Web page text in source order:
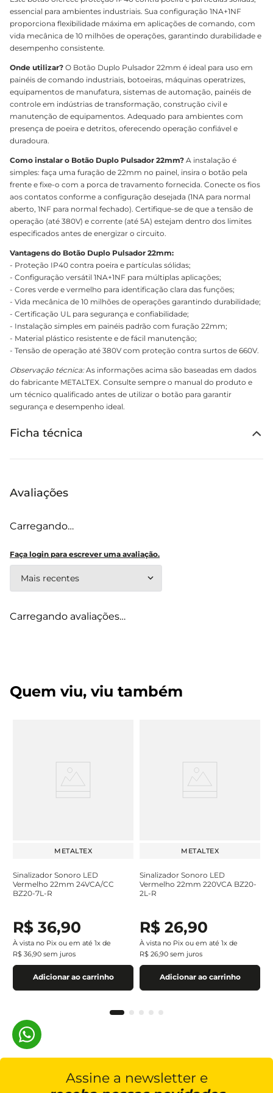
essencial para ambientes industriais. Sua configuração 1NA+1NF
proporciona flexibilidade máxima em aplicações de comando, com
vida mecânica de 10 milhões de operações, garantindo durabilidade e
desempenho consistente.
Onde utilizar? O Botão Duplo Pulsador 22mm é ideal para uso em
painéis de comando industriais, botoeiras, máquinas operatrizes,
equipamentos de manufatura, sistemas de automação, painéis de
controle em indústrias de transformação, construção civil e
manutenção de equipamentos. Adequado para ambientes com
presença de poeira e detritos, oferecendo operação confiável e
duradoura.
Como instalar o Botão Duplo Pulsador 22mm? A instalação é
simples: faça uma furação de 22mm no painel, insira o botão pela
frente e fixe-o com a porca de travamento fornecida. Conecte os fios
aos contatos conforme a configuração desejada (1NA para normal
aberto, 1NF para normal fechado). Certifique-se de que a tensão de
operação (até 380V) e corrente (até 5A) estejam dentro dos limites
especificados antes de energizar o circuito.
Vantagens do Botão Duplo Pulsador 22mm:
- Proteção IP40 contra poeira e partículas sólidas;
- Configuração versátil 1NA+1NF para múltiplas aplicações;
- Cores verde e vermelho para identificação clara das funções;
- Vida mecânica de 10 milhões de operações garantindo durabilidade;
- Certificação UL para segurança e confiabilidade;
- Instalação simples em painéis padrão com furação 22mm;
- Material plástico resistente e de fácil manutenção;
- Tensão de operação até 380V com proteção contra surtos de 660V.
Observação técnica:As informações acima são baseadas em dados
do fabricante METALTEX. Consulte sempre o manual do produto e
um técnico qualificado antes de utilizar o botão para garantir
segurança e desempenho ideal.
Ficha técnica
Avaliações
Carregando…
Faça login para escrever uma avaliação.
Mais recentes
Carregando avaliações…
Quem viu, viu também
METALTEX
Sinalizador Sonoro LED
Vermelho 22mm 24VCA/CC
BZ20-7L-R
R$ 36,90
À vista no Pix ou em até 1x de
R$ 36,90 sem juros
Adicionar ao carrinho
METALTEX
Sinalizador Sonoro LED
Vermelho 22mm 220VCA BZ20-
2L-R
R$ 26,90
À vista no Pix ou em até 1x de
R$ 26,90 sem juros
Adicionar ao carrinho
Assine a newsletter e